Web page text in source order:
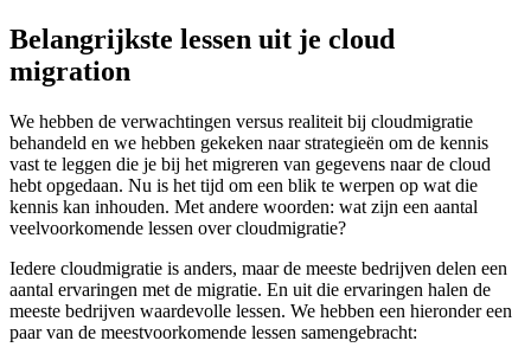
Belangrijkste lessen uit je cloud
migration
We hebben de verwachtingen versus realiteit bij cloudmigratie
behandeld en we hebben gekeken naar strategieën om de kennis
vast te leggen die je bij het migreren van gegevens naar de cloud
hebt opgedaan. Nu is het tijd om een blik te werpen op wat die
kennis kan inhouden. Met andere woorden: wat zijn een aantal
veelvoorkomende lessen over cloudmigratie?
Iedere cloudmigratie is anders, maar de meeste bedrijven delen een
aantal ervaringen met de migratie. En uit die ervaringen halen de
meeste bedrijven waardevolle lessen. We hebben een hieronder een
paar van de meestvoorkomende lessen samengebracht: